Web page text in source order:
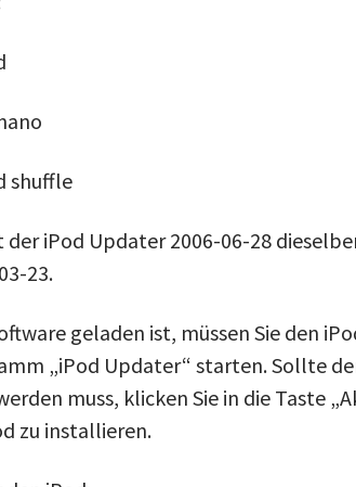
shuffle
iPod Updater 2006-06-28
23.
geladen ist, müssen Sie den
„iPod Updater“ starten. Sollte
muss, klicken Sie in die Taste
zu installieren.